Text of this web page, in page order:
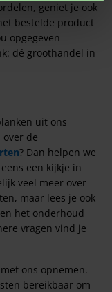
geniet je ook
bestelde product
opgegeven
dé groothandel in
uit ons
de
? Dan helpen we
een kijkje in
veel meer over
maar lees je ook
het onderhoud
vragen vind je
ons opnemen.
bereikbaar om